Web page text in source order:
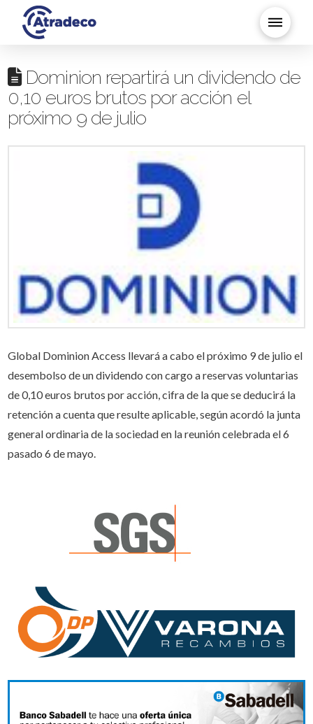
Dominion repartirá un dividendo de
0,10 euros brutos por acción el
próximo 9 de julio
Global Dominion Access llevará a cabo el próximo 9 de julio el
desembolso de un dividendo con cargo a reservas voluntarias
de 0,10 euros brutos por acción, cifra de la que se deducirá la
retención a cuenta que resulte aplicable, según acordó la junta
general ordinaria de la sociedad en la reunión celebrada el 6
pasado 6 de mayo.